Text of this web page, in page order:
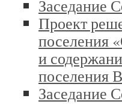
Заседание
Проект
поселения
и
поселения
Заседание